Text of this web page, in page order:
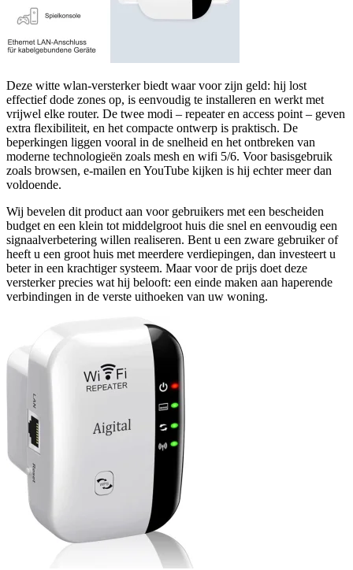
Deze witte wlan-versterker biedt waar voor zijn geld: hij lost
effectief dode zones op, is eenvoudig te installeren en werkt met
vrijwel elke router. De twee modi – repeater en access point – geven
extra flexibiliteit, en het compacte ontwerp is praktisch. De
beperkingen liggen vooral in de snelheid en het ontbreken van
moderne technologieën zoals mesh en wifi 5/6. Voor basisgebruik
zoals browsen, e-mailen en YouTube kijken is hij echter meer dan
voldoende.
Wij bevelen dit product aan voor gebruikers met een bescheiden
budget en een klein tot middelgroot huis die snel en eenvoudig een
signaalverbetering willen realiseren. Bent u een zware gebruiker of
heeft u een groot huis met meerdere verdiepingen, dan investeert u
beter in een krachtiger systeem. Maar voor de prijs doet deze
versterker precies wat hij belooft: een einde maken aan haperende
verbindingen in de verste uithoeken van uw woning.